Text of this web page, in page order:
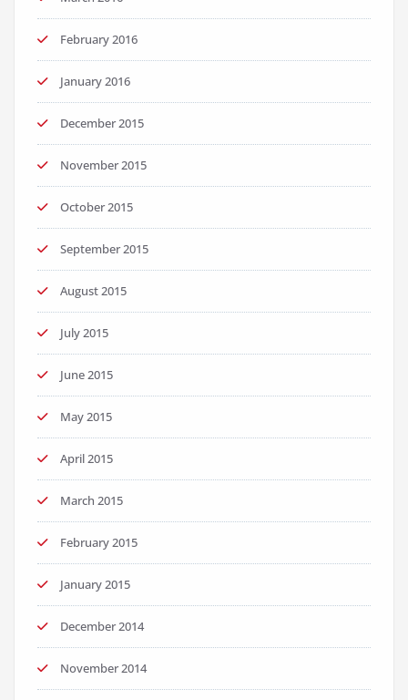
February 2016
January 2016
December 2015
November 2015
October 2015
September 2015
August 2015
July 2015
June 2015
May 2015
April 2015
March 2015
February 2015
January 2015
December 2014
November 2014